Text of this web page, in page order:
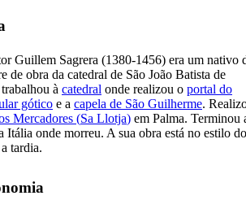
Guillem Sagrera (1380-1456) era um nativo
de obra da catedral de São João Batista de
à catedral onde realizou o portal do
gótico e a capela de São Guilherme.
Mercadores (Sa Llotja) em Palma. Terminou
Itália onde morreu. A sua obra está no estilo do
tardia.